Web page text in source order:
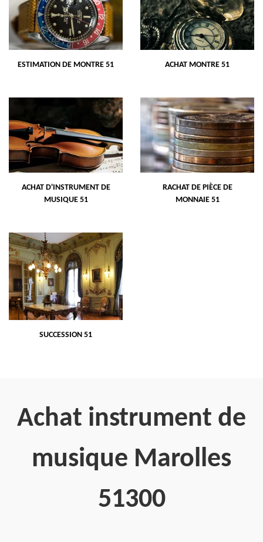
ESTIMATION DE MONTRE 51 ACHAT MONTRE 51
ACHAT D'INSTRUMENT DE
MUSIQUE 51
RACHAT DE PIÈCE DE
MONNAIE 51
SUCCESSION 51
Achat instrument de
musique Marolles
51300